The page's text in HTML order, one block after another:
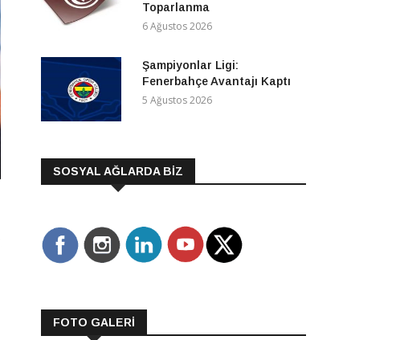
Toparlanma
6 Ağustos 2026
Şampiyonlar Ligi:
Fenerbahçe Avantajı Kaptı
5 Ağustos 2026
SOSYAL AĞLARDA BİZ
FOTO GALERİ